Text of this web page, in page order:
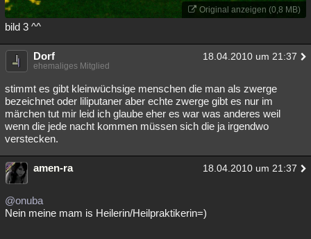
Original anzeigen (0,8 MB)
bild 3 ^^
Dorf 18.04.2010 um 21:37
ehemaliges Mitglied
stimmt es gibt kleinwüchsige menschen die man als zwerge
bezeichnet oder liliputaner aber echte zwerge gibt es nur im
märchen tut mir leid ich glaube eher es war was anderes weil
wenn die jede nacht kommen müssen sich die ja irgendwo
verstecken.
amen-ra 18.04.2010 um 21:37
@onuba
Nein meine mam is Heilerin/Heilpraktikerin=)